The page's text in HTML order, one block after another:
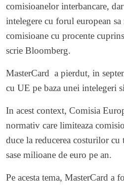
comisioanelor interbancare,
intelegere cu forul european sa
comisioane cu procente
scrie Bloomberg.
MasterCard a pierdut, in
cu UE pe baza unei intelegeri
In acest context, Comisia
normativ care limiteaza
duce la reducerea costurilor cu
sase milioane de euro pe an.
Pe acesta tema, MasterCard a